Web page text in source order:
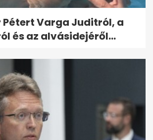
Varga Juditról, a
és az alvásidejéről...